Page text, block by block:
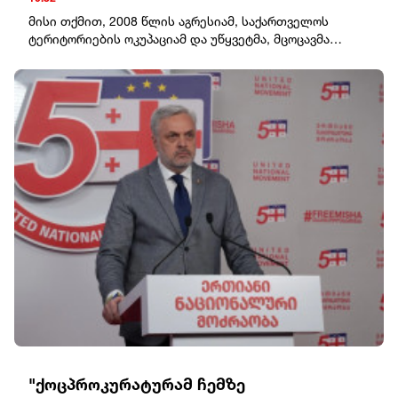
მისი თქმით, 2008 წლის აგრესიამ, საქართველოს
ტერიტორიების ოკუპაციამ და უწყვეტმა, მცოცავმა
უკრაინის წინააღმდეგ."უკრაინა მტკიცედ უჭერს მხარს
საქართველოს სუვერენიტეტსა და ტერიტორიულ
მთლიანობას საერთაშორისოდ აღიარებულ
საზღვრებში. ჩვენ არასოდეს შევეგუებით
საქართველოსა და უკრაინის ტერიტორიების რუსეთის
მიერ უკანონო ოკუპაციას და არც „რუსულ სამყაროს“,
რომელსაც ყველგან, სადაც კი ჩნდება, მხოლოდ
ნგრევა, სიღარიბე და ადამიანის უფლებების დარღვევა
მოაქვს.მოვუწოდებთ საერთაშორისო საზოგადოებას,
გაზარდოს ზეწოლა მოსკოვზე, უზრუნველყოს მკაცრი
სანქციების აღსრულება და რუსეთის მიერ ჩადენილი
დანაშაულებისთვის სრული პასუხისმგებლობის
დაკისრება. ევროპაში ხანგრძლივი მშვიდობა მოითხოვს
რუსეთის ჯარების სრულ გაყვანას და საერთაშორისო
სამართლის სრულ აღდგენას“, – აღნიშნავს სიბიგა.
"ქოცპროკურატურამ ჩემზე